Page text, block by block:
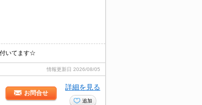
いてます☆
情報更新日 2026/08/05
お問合せ
詳細を見る
追加